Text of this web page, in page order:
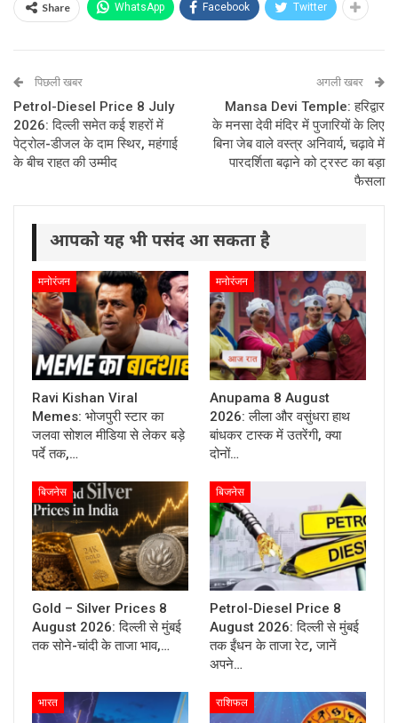
Share WhatsApp Facebook Twitter
पिछली खबर
Petrol-Diesel Price 8 July
2026: दिल्ली समेत कई शहरों में
पेट्रोल-डीजल के दाम स्थिर, महंगाई
के बीच राहत की उम्मीद
अगली खबर
Mansa Devi Temple: हरिद्वार
के मनसा देवी मंदिर में पुजारियों के लिए
बिना जेब वाले वस्त्र अनिवार्य, चढ़ावे में
पारदर्शिता बढ़ाने को ट्रस्ट का बड़ा
फैसला
आपको यह भी पसंद आ सकता है
मनोरंजन
Ravi Kishan Viral
Memes: भोजपुरी स्टार का
जलवा सोशल मीडिया से लेकर बड़े
पर्दे तक,…
मनोरंजन
Anupama 8 August
2026: लीला और वसुंधरा हाथ
बांधकर टास्क में उतरेंगी, क्या
दोनों…
बिजनेस
Gold – Silver Prices 8
August 2026: दिल्ली से मुंबई
तक सोने-चांदी के ताजा भाव,…
बिजनेस
Petrol-Diesel Price 8
August 2026: दिल्ली से मुंबई
तक ईंधन के ताजा रेट, जानें
अपने…
भारत राशिफल